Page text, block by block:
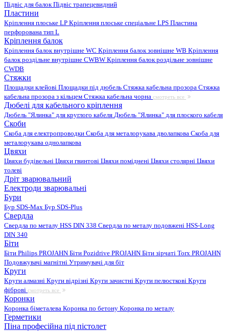
Підвіс для балокПідвіс трапецевидний
Пластини
Кріплення плоське LP Кріплення плоське спеціальне LPS Пластина
перфорована тип L
Кріплення балок
Кріплення балок внутрішне WC Кріплення балок зовнішне WB Кріплення
балок роздільне внутрішне CWBW Кріплення балок роздільне зовнішне
CWDB
Стяжки
Площадки клейові Площадки під дюбель Стяжка кабельна прозора Стяжка
кабельна прозора з кільцем Стяжка кабельна чорна смотреть все
Дюбелі для кабельного кріплення
Дюбель "Ялинка" для круглого кабеля Дюбель "Ялинка" для плоского кабеля
Скоби
Скоба для електропроводки Скоба для металорукава дволапкова Скоба для
металорукава однолапкова
Цвяхи
Цвяхи будівельні Цвяхи гвинтові Цвяхи поміднені Цвяхи столярні Цвяхи
толеві
Дріт зварювальний
Електроди зварювальні
Бури
Бур SDS-Max Бур SDS-Plus
Свердла
Свердла по металу HSS DIN 338 Свердла по металу подовжені HSS-Long
DIN 340
Біти
Біти Philips PROJAHN Біти Pozidrive PROJAHN Біти зірчаті Torx PROJAHN
Подовжувачі магнітні Утримувачі для біт
Круги
Круги алмазні Круги відрізні Круги зачистні Круги пелюсткові Круги
фіброві смотреть все
Коронки
Коронка біметалева Коронка по бетону Коронка по металу
Герметики
Піна професійна під пістолет